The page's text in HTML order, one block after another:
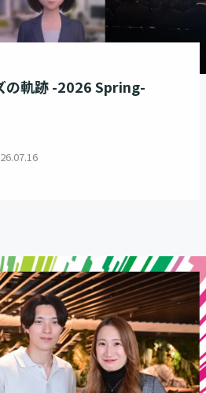
の軌跡 -2026 Spring-